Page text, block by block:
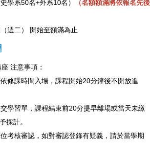
學系50名+外系10名）
（名額額滿將依報名先後
週二） 開始至額滿為止
注意事項：
修課時間入場，課程開始20分鐘後不開放進
學習單，課程結束前20分提早離場或當天未繳
採計。
考核審認，如對審認登錄有疑義，請於當學期